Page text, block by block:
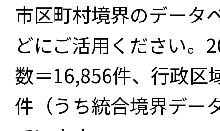
市区町村境界のデータ
どにご活用ください。
数＝16,856件、行政区
件（うち統合境界デー